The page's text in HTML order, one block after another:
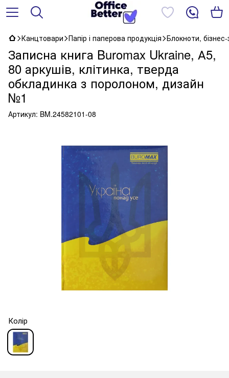
Канцтовари Папір і паперова продукція Блокноти,
Записна книга Buromax Ukraine, А5,
80 аркушів, клітинка, тверда
обкладинка з поролоном, дизайн
№1
Артикул: BM.24582101-08
Колір